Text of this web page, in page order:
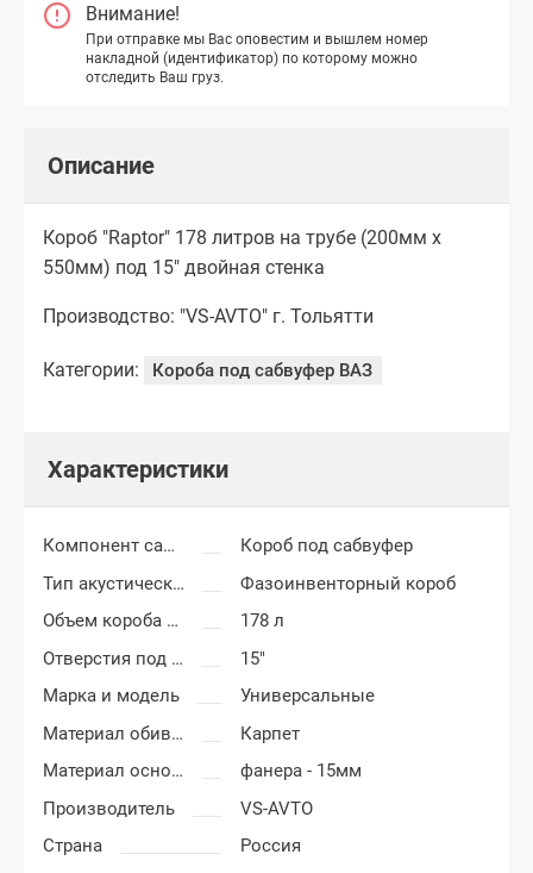
Внимание!
При отправке мы Вас оповестим и вышлем номер
накладной (идентификатор) по которому можно
отследить Ваш груз.
Описание
Короб "Raptor" 178 литров на трубе (200мм х
550мм) под 15" двойная стенка
Производство: "VS-AVTO" г. Тольятти
Категории: Короба под сабвуфер ВАЗ
Характеристики
Компонент салона
Короб под сабвуфер
Тип акустического короба
Фазоинвенторный короб
Объем короба сабвуфера
178 л
Отверстия под сабвуфер
15"
Марка и модель
Универсальные
Материал обивки короба сабвуфера
Карпет
Материал основания сабвуфера
фанера - 15мм
Производитель
VS-AVTO
Страна
Россия